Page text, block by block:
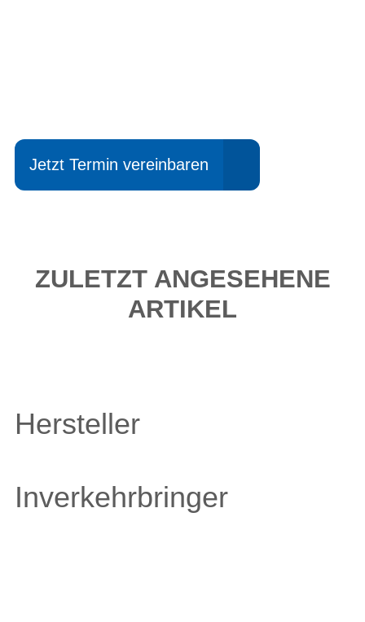
Jetzt Termin vereinbaren
ZULETZT ANGESEHENE
ARTIKEL
Hersteller
Inverkehrbringer